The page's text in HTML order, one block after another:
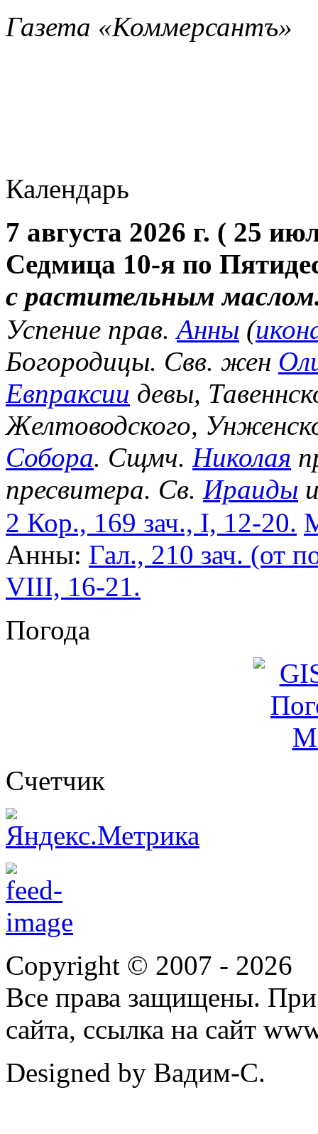
Газета «Коммерсантъ»
Календарь
7 августа 2026 г. ( 25
Седмица 10-я по
с растительным
Успение прав.Анны (
Богородицы. Свв. жен
Евпраксии девы,
Желтоводского,
Собора. Сщмч. Николая
пресвитера. Св. Ираиды
2 Кор., 169 зач., I, 12-20.
Анны: Гал., 210 зач. (от
VIII, 16-21.
Погода
Cчетчик
Copyright © 2007 - 2026
Все права защищены. При
сайта, ссылка на сайт
Designed by Вадим-С.